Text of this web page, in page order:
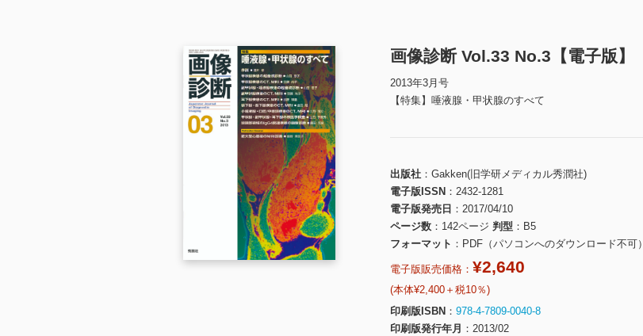
画像診断 Vol.33 No.3【電子版】
2013年3月号
【特集】唾液腺・甲状腺のすべて
出版社
Gakken(旧学研メディカル秀潤社)
電子版ISSN
2432-1281
電子版発売日
2017/04/10
ページ数
142ページ 判型
B5
フォーマット
PDF（パソコンへのダウンロード不可）
電子版販売価格： ¥2,640
(本体¥2,400＋税10％)
印刷版ISBN
978-4-7809-0040-8
印刷版発行年月
2013/02